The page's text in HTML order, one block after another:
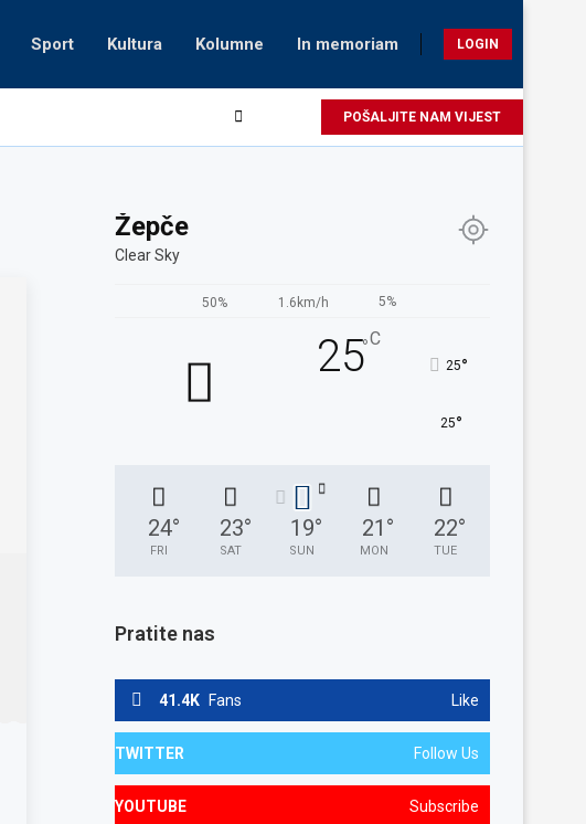
Sport Kultura Kolumne In memoriam LOGIN
POŠALJITE NAM VIJEST
Žepče
Clear Sky
50% 1.6km/h 5%
25°C
25°
25°
24°
FRI
23°
SAT
19°
SUN
21 °
MON
22°
TUE
Pratite nas
41.4K Fans Like
TWITTER Follow Us
YOUTUBE Subscribe